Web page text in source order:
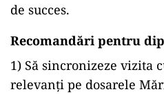
de succes.
Recomandări pentru
1) Să sincronizeze vizita
relevanți pe dosarele